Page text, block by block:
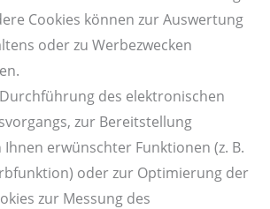
Cookies können zur Auswertung
oder zu Werbezwecken
des elektronischen
zur Bereitstellung
erwünschter Funktionen (z. B.
oder zur Optimierung der
zur Messung des